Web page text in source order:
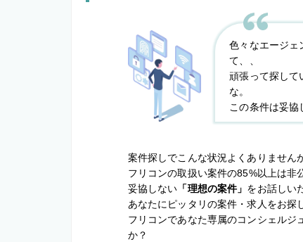
色々なエージェ
て、、
頑張って探して
な。
この条件は妥協
案件探しでこんな状況よくありません
フリコンの取扱い案件の85%以上は非
妥協しない 「理想の案件」 をお話しい
あなたにピッタリの案件・求人をお探
フリコンであなた専属のコンシェルジ
か？